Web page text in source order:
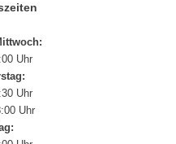
Uhr
Uhr
Uhr